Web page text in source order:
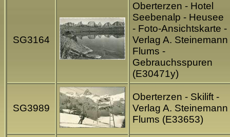
SG3164
Oberterzen - Hotel
Seebenalp - Heusee
- Foto-Ansichtskarte -
Verlag A. Steinemann
Flums -
Gebrauchsspuren
(E30471y)
SG3989
Oberterzen - Skilift -
Verlag A. Steinemann
Flums (E33653)